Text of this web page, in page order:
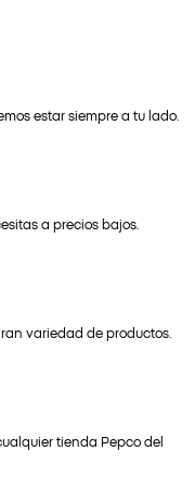
estar siempre a tu lado.
a precios bajos.
variedad de productos.
tienda Pepco del